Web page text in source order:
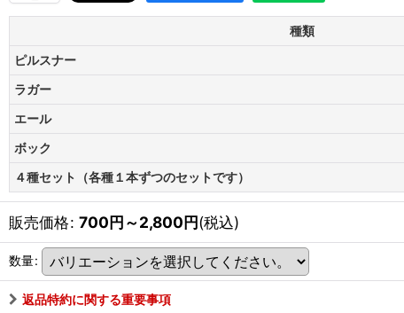
種類
ピルスナー
ラガー
エール
ボック
４種セット（各種１本ずつのセットです）
販売価格: 700円～2,800円(税込)
数量:
返品特約に関する重要事項